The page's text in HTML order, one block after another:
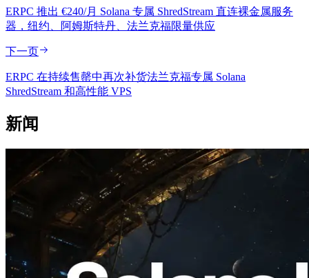
ERPC 推出 €240/月 Solana 专属 ShredStream 直连裸金属服务
器，纽约、阿姆斯特丹、法兰克福限量供应
下一页
ERPC 在持续售罄中再次补货法兰克福专属 Solana
ShredStream 和高性能 VPS
新闻